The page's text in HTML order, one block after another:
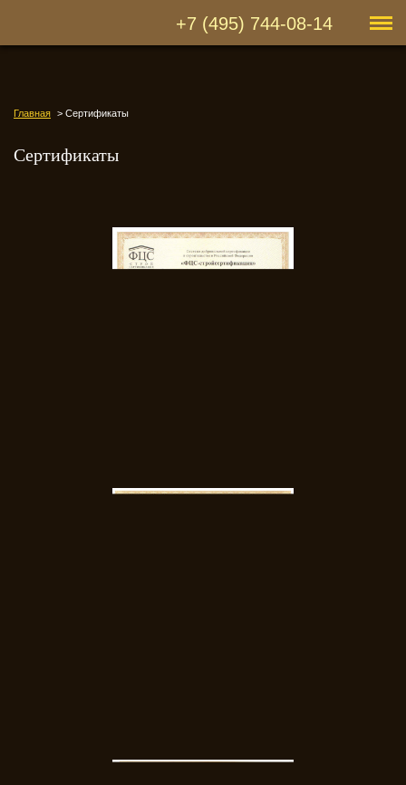
+7 (495) 744-08-14
Главная Сертификаты
Сертификаты